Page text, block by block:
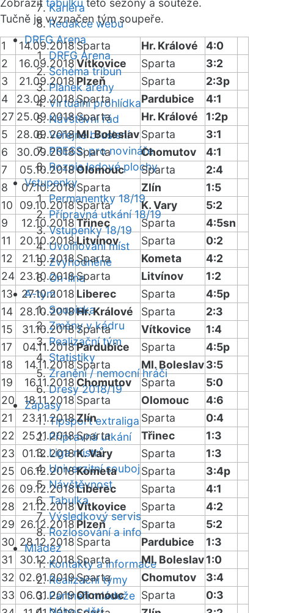
Kariéra
Redakce webu
DRFG Arena
DRFG Arena
Schéma tribun
Plánek areny
Virtuální prohlídka
Návštěvní řád
Veřejné bruslení
PRESS: pro novináře
Rozpis ledové plochy
Vstupenky
Permanentky 18/19
Přípravná utkání 18/19
Vstupenky 18/19
Uvolňování míst
Zvýhodněné
On-line
A-tým
Soupiska
Změny v kádru
Realizační tým
Statistiky
Zranění / nemocní hráči
Dresy 2018/19
Zápasy
Tipsport extraliga
Přípravná utkání
Liga mistrů
Univerzitní souboj
Návštěvnost
Tabulka
Výsledkový servis
Rozlosování a info
Mládež
Kontakty a informace
Realizační týmy
Partneři mládeže
Zobrazit tabulku této sezóny a soutěže.
Tučně je vyznačen tým soupeře.
1 14.09.2018 Sparta Hr. Králové
4:0
2
16.09.2018Vítkovice Sparta
3:2
3
21.09.2018 Plzeň Sparta
2:3p
4
23.09.2018Sparta Pardubice
4:1
27 25.09.2018Sparta Hr. Králové
1:2p
5
28.09.2018Ml. BoleslavSparta
3:1
6
30.09.2018Sparta Chomutov
4:1
7
05.10.2018Olomouc Sparta
2:4
8
07.10.2018Sparta Zlín
1:5
10
09.10.2018Sparta K. Vary
5:2
9
12.10.2018Třinec Sparta
4:5sn
11
20.10.2018Litvínov Sparta
0:2
12
21.10.2018Sparta Kometa
4:2
24 23.10.2018Sparta Litvínov
1:2
13
27.10.2018 Liberec Sparta
4:5p
14 28.10.2018Hr. Králové Sparta
2:3
15
31.10.2018 Sparta Vítkovice
1:4
17
04.11.2018Pardubice Sparta
4:5p
18
14.11.2018Sparta Ml. Boleslav3:5
19
16.11.2018 Chomutov Sparta
5:0
20
18.11.2018 Sparta Olomouc
4:6
21
23.11.2018Zlín Sparta
0:4
22
25.11.2018Sparta Třinec
1:3
23
01.12.2018K. Vary Sparta
1:3
25 06.12.2018Kometa Sparta
3:4p
26 09.12.2018Liberec Sparta
4:1
28
21.12.2018Vítkovice Sparta
4:2
29 26.12.2018Plzeň Sparta
5:2
30 28.12.2018 Sparta Pardubice
1:3
31
30.12.2018Sparta Ml. Boleslav1:0
32 02.01.2019Sparta Chomutov
3:4
33 06.01.2019Olomouc Sparta
0:3